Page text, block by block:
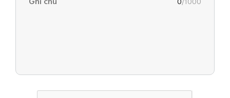
0/1000